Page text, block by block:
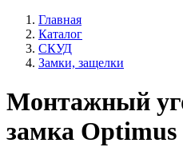
Главная
Каталог
СКУД
Замки, защелки
Монтажный
замка